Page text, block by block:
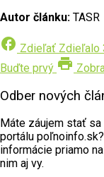
Autor článku: TASR
facebook Zdieľať Zdieľalo
Buďte prvý print
Odber nových
Máte záujem stať
portálu
informácie priamo
nim aj vy.